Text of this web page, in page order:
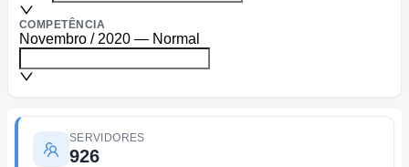
COMPETÊNCIA
Novembro / 2020 — Normal
SERVIDORES
926